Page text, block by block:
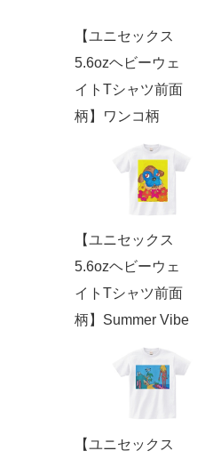
【ユニセックス
5.6ozヘビーウェ
イトTシャツ前面
柄】ワンコ柄
【ユニセックス
5.6ozヘビーウェ
イトTシャツ前面
柄】Summer Vibe
【ユニセックス